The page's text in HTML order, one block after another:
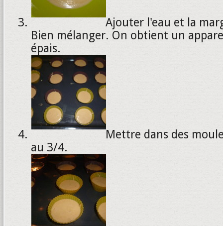
Ajouter l'eau et la
Bien mélanger. On obtient un
épais.
Mettre dans des
au 3/4.